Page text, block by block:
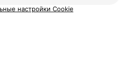
настройки Cookie